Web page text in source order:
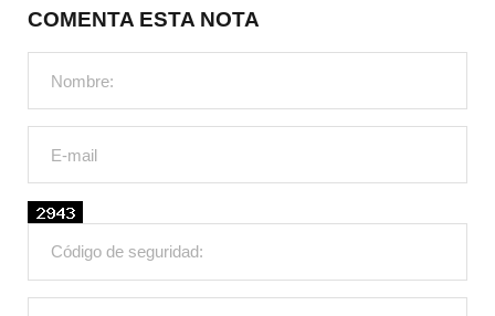
COMENTA ESTA NOTA